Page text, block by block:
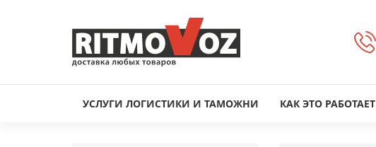
УСЛУГИ ЛОГИСТИКИ И ТАМОЖНИ КАК ЭТО РАБОТАЕТ